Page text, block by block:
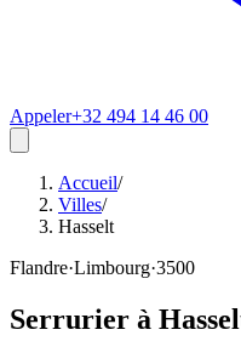
Appeler+32 494 14 46 00
Accueil/
Villes/
Hasselt
Flandre·Limbourg·3500
Serrurier à